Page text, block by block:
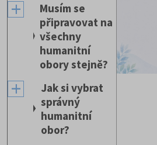
Musím se
připravovat na
všechny
humanitní
obory stejně?
Jak si vybrat
správný
humanitní
obor?